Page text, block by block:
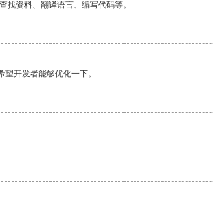
资料、翻译语言、编写代码等。
开发者能够优化一下。